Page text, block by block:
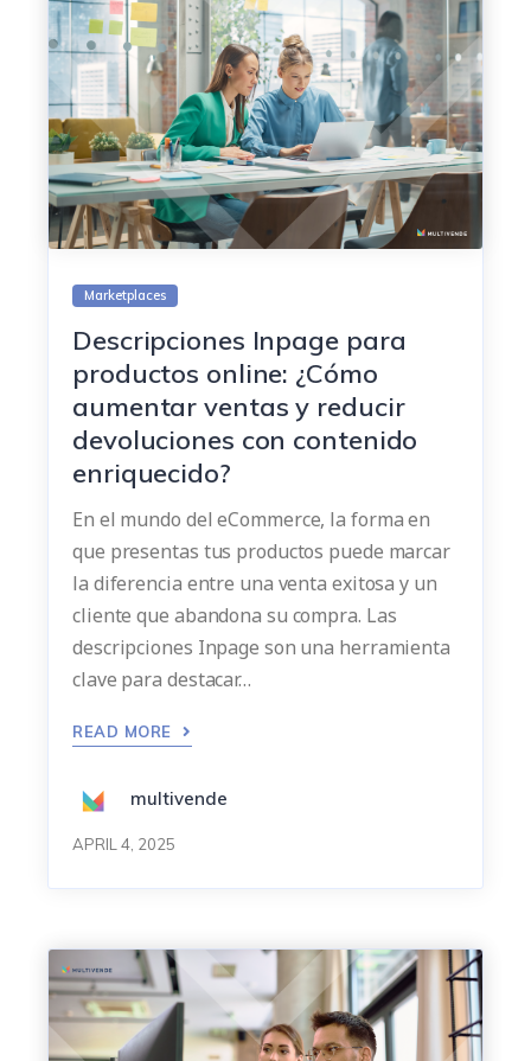
Marketplaces
Descripciones Inpage para
productos online: ¿Cómo
aumentar ventas y reducir
devoluciones con contenido
enriquecido?
En el mundo del eCommerce, la forma en
que presentas tus productos puede marcar
la diferencia entre una venta exitosa y un
cliente que abandona su compra. Las
descripciones Inpage son una herramienta
clave para destacar…
READ MORE
multivende
APRIL 4, 2025